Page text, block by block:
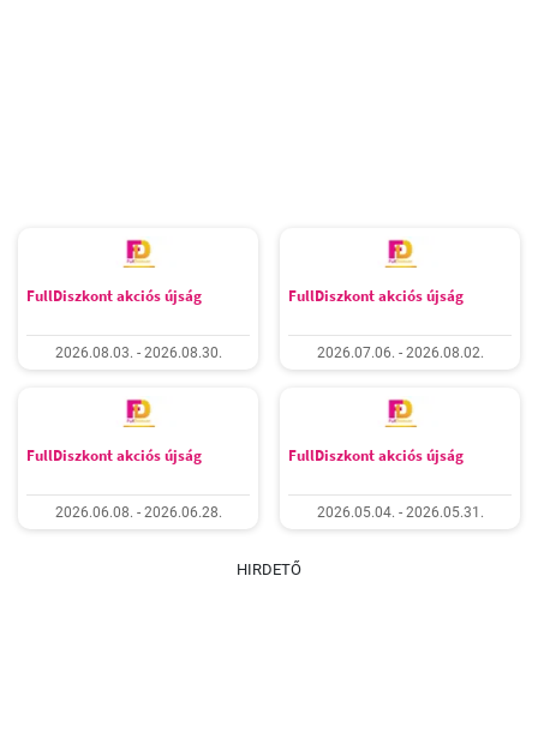
FullDiszkont akciós újság
2026.08.03. - 2026.08.30.
FullDiszkont akciós újság
2026.07.06. - 2026.08.02.
FullDiszkont akciós újság
2026.06.08. - 2026.06.28.
FullDiszkont akciós újság
2026.05.04. - 2026.05.31.
HIRDETŐ